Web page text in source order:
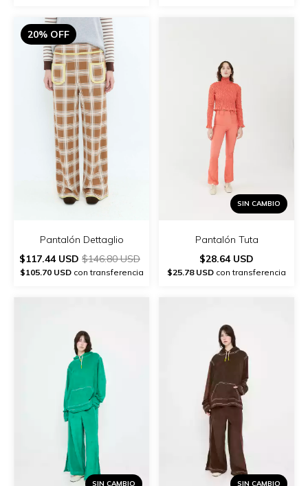
20% OFF
Pantalón Dettaglio
$117.44 USD $146.80 USD
$105.70 USDcon transferencia
SIN CAMBIO
Pantalón Tuta
$28.64 USD
$25.78 USD con transferencia
SIN CAMBIO SIN CAMBIO